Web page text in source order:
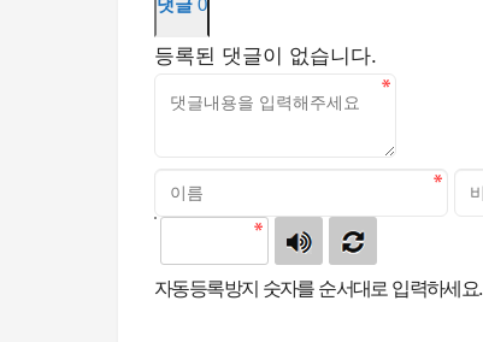
댓글 0
등록된 댓글이 없습니다.
자동등록방지 숫자를 순서대로 입력하세요.